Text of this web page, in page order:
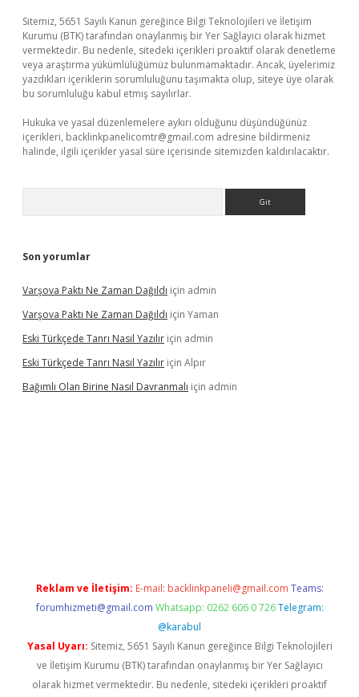
Sitemiz, 5651 Sayılı Kanun gereğince Bilgi Teknolojileri ve İletişim
Kurumu (BTK) tarafından onaylanmış bir Yer Sağlayıcı olarak hizmet
vermektedir. Bu nedenle, sitedeki içerikleri proaktif olarak denetleme
veya araştırma yükümlülüğümüz bulunmamaktadır. Ancak, üyelerimiz
yazdıkları içeriklerin sorumluluğunu taşımakta olup, siteye üye olarak
bu sorumluluğu kabul etmiş sayılırlar.
Hukuka ve yasal düzenlemelere aykırı olduğunu düşündüğünüz
içerikleri, backlinkpanelicomtr@gmail.com adresine bildirmeniz
halinde, ilgili içerikler yasal süre içerisinde sitemizden kaldırılacaktır.
Son yorumlar
Varşova Paktı Ne Zaman Dağıldı için admin
Varşova Paktı Ne Zaman Dağıldı için Yaman
Eski Türkçede Tanrı Nasıl Yazılır için admin
Eski Türkçede Tanrı Nasıl Yazılır için Alpır
Bağımlı Olan Birine Nasıl Davranmalı için admin
Reklam ve İletişim: E-mail: backlinkpaneli@gmail.com Teams:
forumhizmeti@gmail.com Whatsapp: 0262 606 0 726 Telegram:
@karabul
Yasal Uyarı: Sitemiz, 5651 Sayılı Kanun gereğince Bilgi Teknolojileri
ve İletişim Kurumu (BTK) tarafından onaylanmış bir Yer Sağlayıcı
olarak hizmet vermektedir. Bu nedenle, sitedeki içerikleri proaktif